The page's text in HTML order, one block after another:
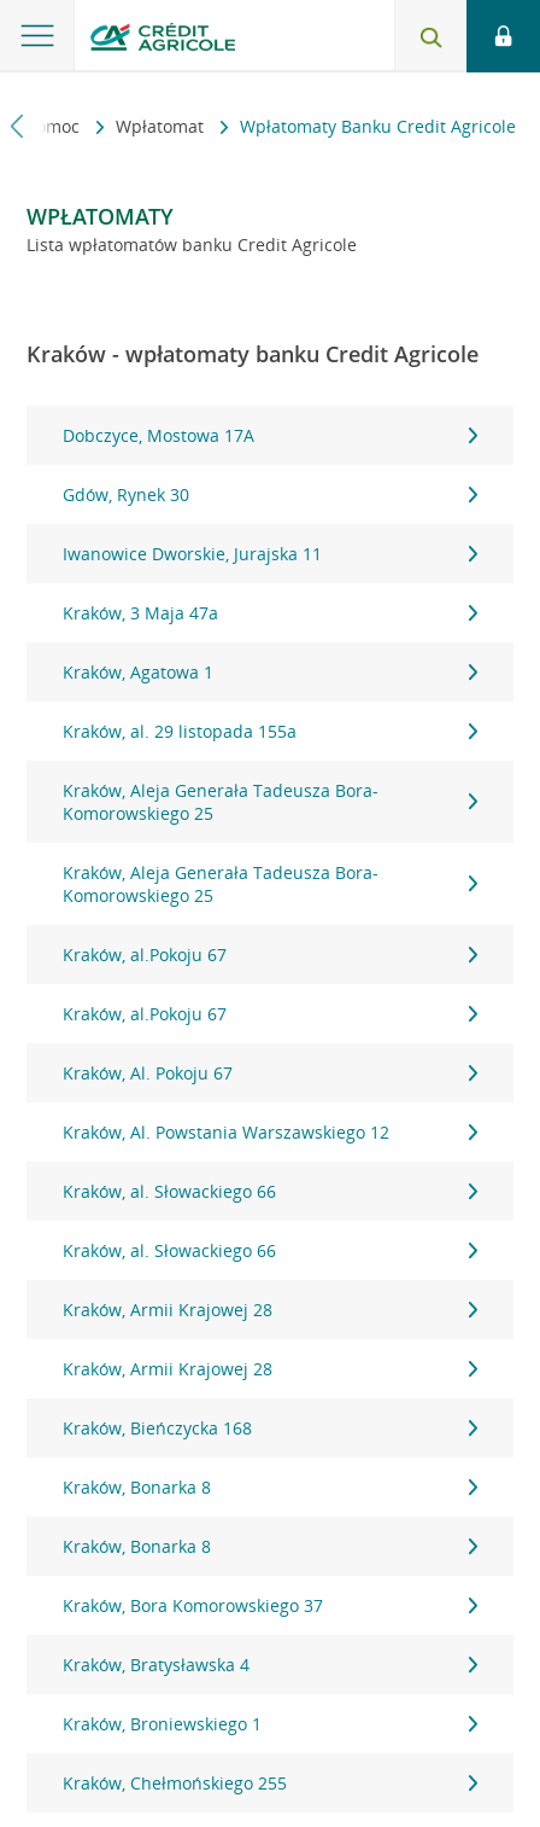
i pomoc Wpłatomat Wpłatomaty Banku Credit Agricole
WPŁATOMATY
Lista wpłatomatów banku Credit Agricole
Kraków - wpłatomaty banku Credit Agricole
Dobczyce, Mostowa 17A
Gdów, Rynek 30
Iwanowice Dworskie, Jurajska 11
Kraków, 3 Maja 47a
Kraków, Agatowa 1
Kraków, al. 29 listopada 155a
Kraków, Aleja Generała Tadeusza Bora-
Komorowskiego 25
Kraków, Aleja Generała Tadeusza Bora-
Komorowskiego 25
Kraków, al.Pokoju 67
Kraków, al.Pokoju 67
Kraków, Al. Pokoju 67
Kraków, Al. Powstania Warszawskiego 12
Kraków, al. Słowackiego 66
Kraków, al. Słowackiego 66
Kraków, Armii Krajowej 28
Kraków, Armii Krajowej 28
Kraków, Bieńczycka 168
Kraków, Bonarka 8
Kraków, Bonarka 8
Kraków, Bora Komorowskiego 37
Kraków, Bratysławska 4
Kraków, Broniewskiego 1
Kraków, Chełmońskiego 255